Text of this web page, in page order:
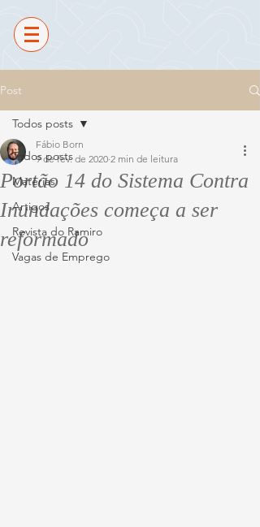
Post
Todos posts
Matérias
Artigos
Revista do Ramiro
Vagas de Emprego
Todos posts
Portão 14 do Sistema Contra
Inundações começa a ser
reformado
Fábio Born
9 de fev. de 2020 2 min de leitura